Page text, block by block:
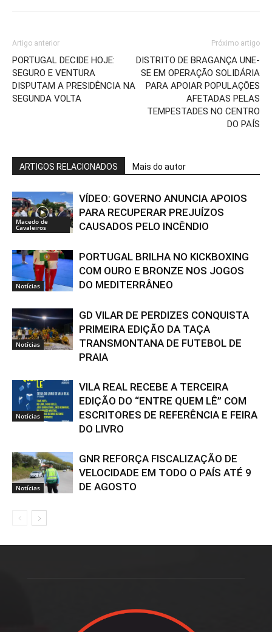
Artigo anterior
PORTUGAL DECIDE HOJE:
SEGURO E VENTURA
DISPUTAM A PRESIDÊNCIA NA
SEGUNDA VOLTA
Próximo artigo
DISTRITO DE BRAGANÇA UNE-
SE EM OPERAÇÃO SOLIDÁRIA
PARA APOIAR POPULAÇÕES
AFETADAS PELAS
TEMPESTADES NO CENTRO
DO PAÍS
ARTIGOS RELACIONADOS Mais do autor
Macedo de
Cavaleiros
VÍDEO: GOVERNO ANUNCIA APOIOS
PARA RECUPERAR PREJUÍZOS
CAUSADOS PELO INCÊNDIO
Notícias
PORTUGAL BRILHA NO KICKBOXING
COM OURO E BRONZE NOS JOGOS
DO MEDITERRÂNEO
Notícias
GD VILAR DE PERDIZES CONQUISTA
PRIMEIRA EDIÇÃO DA TAÇA
TRANSMONTANA DE FUTEBOL DE
PRAIA
Notícias
VILA REAL RECEBE A TERCEIRA
EDIÇÃO DO “ENTRE QUEM LÊ” COM
ESCRITORES DE REFERÊNCIA E FEIRA
DO LIVRO
Notícias
GNR REFORÇA FISCALIZAÇÃO DE
VELOCIDADE EM TODO O PAÍS ATÉ 9
DE AGOSTO